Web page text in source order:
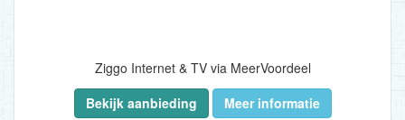
Ziggo Internet & TV via MeerVoordeel
Ben je op zoek naar een nieuw Ziggo Internet & TV pakket of maak je al gebruik van Ziggo televisie en/of bellen en wil je ook internet van Ziggo? Kies een Ziggo Internet & TV pakket dat het beste bij jou past, volg bovenstaande 3 stappen op om je pakket bij Ziggo af te sluiten en geniet van een cadeau naar keuze met een waarde tot €699,-. Met de Internet & TV pakketten van Ziggo zit je altijd goed!..
Bekijk aanbieding Meer informatie